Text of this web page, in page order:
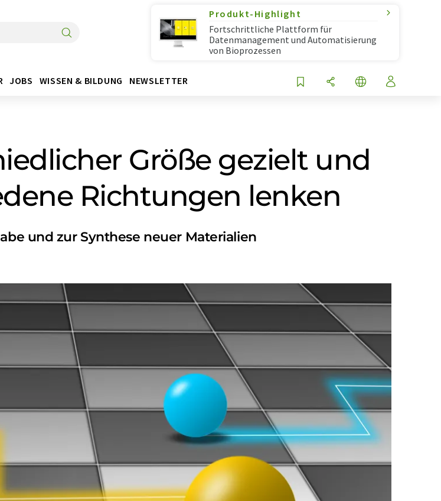
Produkt-Highlight
Fortschrittliche Plattform für
Datenmanagement und Automatisierung
von Bioprozessen
JOBS WISSEN & BILDUNG NEWSLETTER
Größe gezielt und
Richtungen lenken
und zur Synthese neuer Materialien